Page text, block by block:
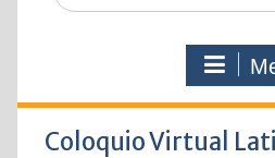
Coloquio Virtual